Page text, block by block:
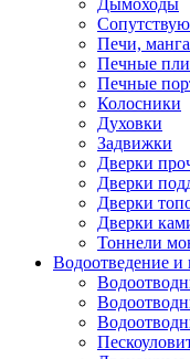
Дымоходы
Печи,
Печные
Печные
Колосники
Духовки
Задвижки
Дверки
Дверки
Дверки
Дверки
Тоннели
Водоотведение и